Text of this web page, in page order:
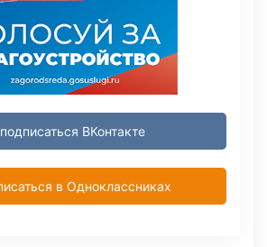
ВКонтакте
в Одноклассниках